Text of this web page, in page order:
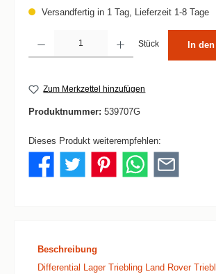
Versandfertig in 1 Tag, Lieferzeit 1-8 Tage
Stück In
Zum Merkzettel hinzufügen
Produktnummer: 539707G
Dieses Produkt weiterempfehlen:
Beschreibung
Differential Lager Triebling Land Rover